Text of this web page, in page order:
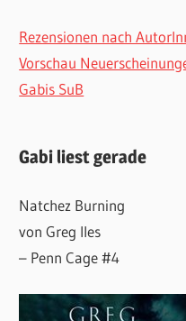
Rezensionen nach
Vorschau
Gabis SuB
Gabi liest gerade
Natchez Burning
von Greg Iles
– Penn Cage #4